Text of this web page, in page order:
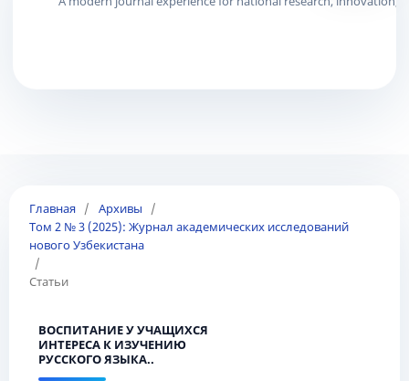
Главная / Архивы
/
Том 2 № 3 (2025): Журнал академических исследований
нового Узбекистана
/
Статьи
ВОСПИТАНИЕ У УЧАЩИХСЯ
ИНТЕРЕСА К ИЗУЧЕНИЮ
РУССКОГО ЯЗЫКА..